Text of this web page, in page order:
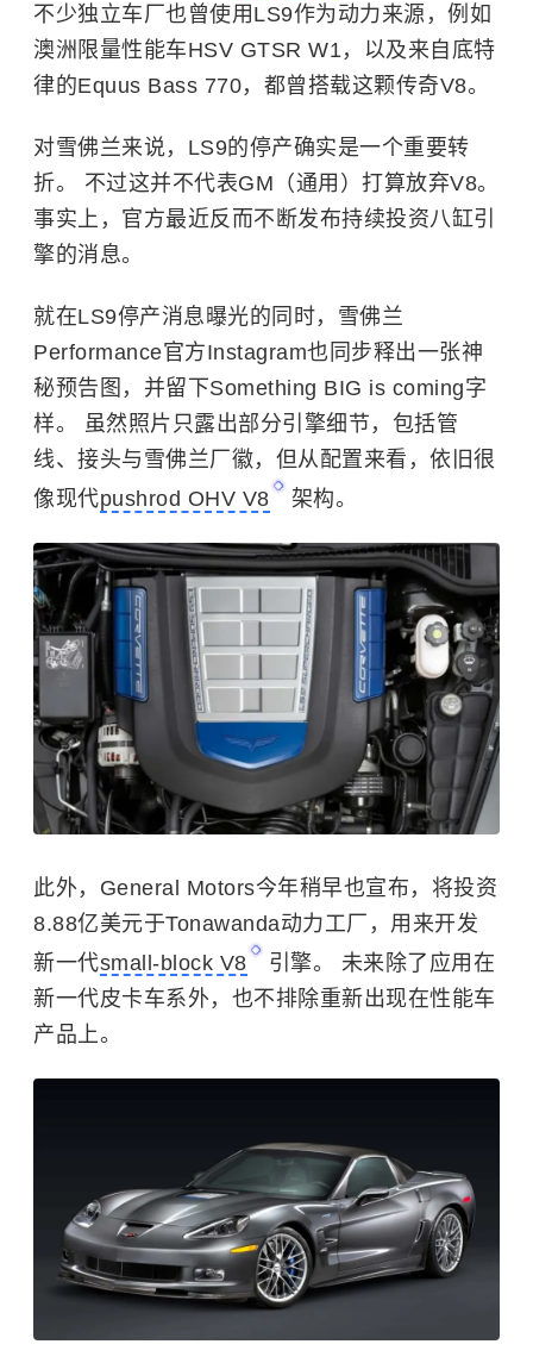
不少独立车厂也曾使用LS9作为动力来源，例如
澳洲限量性能车HSV GTSR W1，以及来自底特
律的Equus Bass 770，都曾搭载这颗传奇V8。
对雪佛兰来说，LS9的停产确实是一个重要转
折。 不过这并不代表GM（通用）打算放弃V8。
事实上，官方最近反而不断发布持续投资八缸引
擎的消息。
就在LS9停产消息曝光的同时，雪佛兰
Performance官方Instagram也同步释出一张神
秘预告图，并留下Something BIG is coming字
样。 虽然照片只露出部分引擎细节，包括管
线、接头与雪佛兰厂徽，但从配置来看，依旧很
像现代pushrod OHV V8 架构。
此外，General Motors今年稍早也宣布，将投资
8.88亿美元于Tonawanda动力工厂，用来开发
新一代small-block V8
引擎。 未来除了应用在
新一代皮卡车系外，也不排除重新出现在性能车
产品上。